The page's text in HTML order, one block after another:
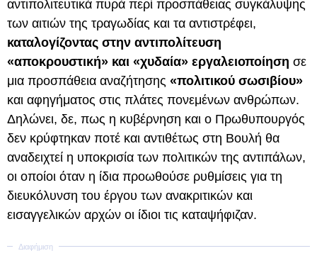
αντιπολιτευτικά πυρά περί προσπάθειας συγκάλυψης
των αιτιών της τραγωδίας και τα αντιστρέφει,
καταλογίζοντας στην αντιπολίτευση
«αποκρουστική» και «χυδαία» εργαλειοποίηση σε
μια προσπάθεια αναζήτησης «πολιτικού σωσιβίου»
και αφηγήματος στις πλάτες πονεμένων ανθρώπων.
Δηλώνει, δε, πως η κυβέρνηση και ο Πρωθυπουργός
δεν κρύφτηκαν ποτέ και αντιθέτως στη Βουλή θα
αναδειχτεί η υποκρισία των πολιτικών της αντιπάλων,
οι οποίοι όταν η ίδια προωθούσε ρυθμίσεις για τη
διευκόλυνση του έργου των ανακριτικών και
εισαγγελικών αρχών οι ίδιοι τις καταψήφιζαν.